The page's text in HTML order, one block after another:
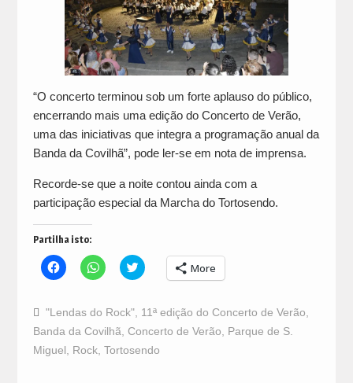
“O concerto terminou sob um forte aplauso do público,
encerrando mais uma edição do Concerto de Verão,
uma das iniciativas que integra a programação anual da
Banda da Covilhã”, pode ler-se em nota de imprensa.
Recorde-se que a noite contou ainda com a
participação especial da Marcha do Tortosendo.
Partilha isto:
Click
to
Facebook
(Opens
in
new
window)
Click
to
WhatsApp
(Opens
in
new
window)
Click
to
Twitter
(Opens
in
new
window)
More
"Lendas do Rock", 11ª edição do Concerto de Verão
Banda da Covilhã Concerto de Verão
Parque de S.
Miguel
Rock, Tortosendo